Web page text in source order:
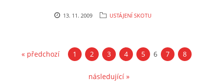
13. 11. 2009 USTÁJENÍ SKOTU
« předchozí 1 2 3 4 5 6 7 8
následující »